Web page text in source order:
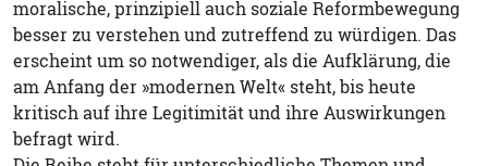
moralische, prinzipiell auch soziale Reformbewegung
besser zu verstehen und zutreffend zu würdigen. Das
erscheint um so notwendiger, als die Aufklärung, die
am Anfang der »modernen Welt« steht, bis heute
kritisch auf ihre Legitimität und ihre Auswirkungen
befragt wird.